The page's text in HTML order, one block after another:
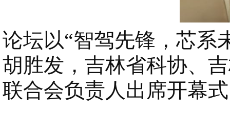
论坛以“智驾先锋，芯系
胡胜发，吉林省科协、
联合会负责人出席开幕